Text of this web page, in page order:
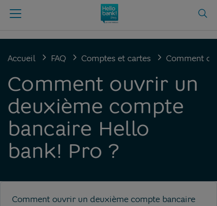
Accueil FAQ Comptes et cartes Comment
Comment ouvrir un
deuxième compte
bancaire Hello
bank! Pro ?
Comment ouvrir un deuxième compte bancaire